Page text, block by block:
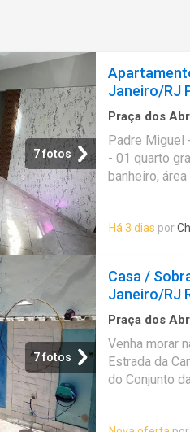
7 fotos
Janeiro/RJ
Praça dos
Padre Miguel
- 01 quarto
banheiro,
Quadra
localizado,
comércio
Referência:
Há 3 dias por
7 fotos
Casa /
Janeiro/RJ
Praça dos
serviço·
Venha morar
Estrada da
do Conjunto
com 03